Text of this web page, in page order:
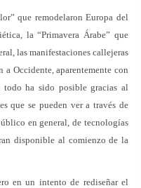
que remodelaron Europa del
la “Primavera Árabe” que
las manifestaciones callejeras
a Occidente, aparentemente con
todo ha sido posible gracias al
que se pueden ver a través de
en general, de tecnologías
disponible al comienzo de la
en un intento de rediseñar el